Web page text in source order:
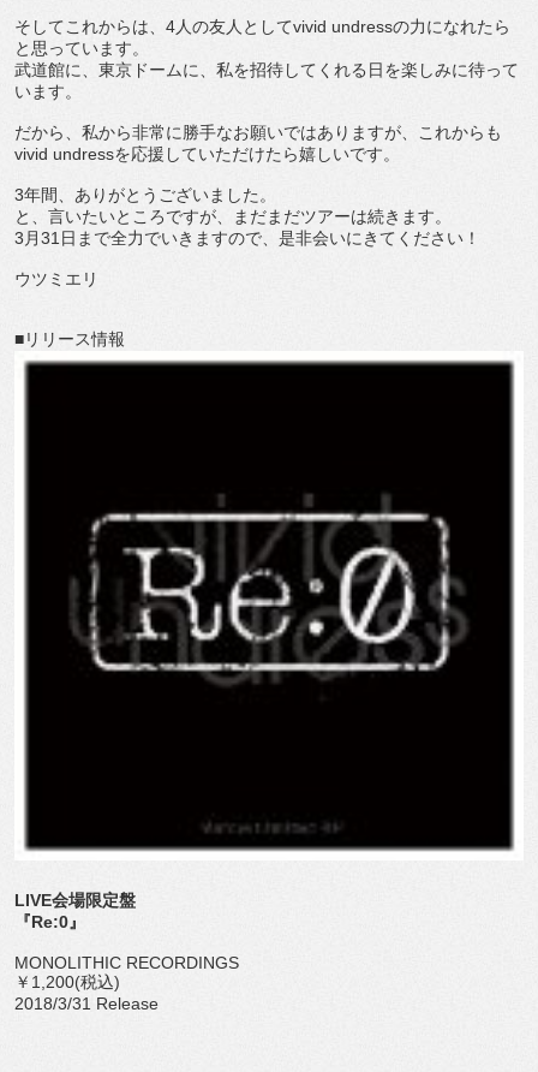
そしてこれからは、4人の友人としてvivid undressの力になれたら
と思っています。
武道館に、東京ドームに、私を招待してくれる日を楽しみに待って
います。
だから、私から非常に勝手なお願いではありますが、これからも
vivid undressを応援していただけたら嬉しいです。
3年間、ありがとうございました。
と、言いたいところですが、まだまだツアーは続きます。
3月31日まで全力でいきますので、是非会いにきてください！
ウツミエリ
■リリース情報
LIVE会場限定盤
『Re:0』
MONOLITHIC RECORDINGS
￥1,200(税込)
2018/3/31 Release